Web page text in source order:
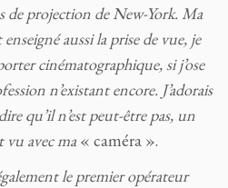
de projection de New-York. Ma
aussi la prise de vue, je
cinématographique, si j’ose
n’existant encore. J’adorais
qu’il n’est peut-être pas, un
vu avec ma« caméra ».
le premier opérateur